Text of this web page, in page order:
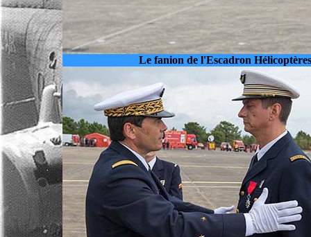
Le fanion de l'Escadron